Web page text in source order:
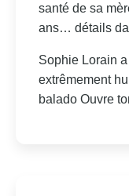
santé de sa
ans… détails
Sophie Lorain
extrêmement
balado Ouvre